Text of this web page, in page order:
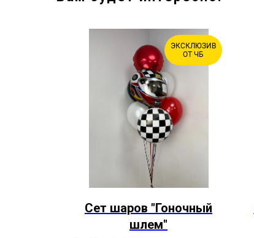
ЭКСКЛЮЗИВ
ОТ ЧБ
Сет шаров "Гоночный
шлем"